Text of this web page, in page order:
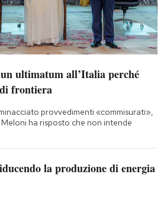
ultimatum all’Italia perché
frontiera
provvedimenti «commisurati»,
ha risposto che non intende
la produzione di energia